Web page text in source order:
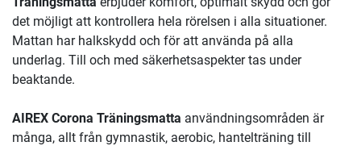
det möjligt att kontrollera hela rörelsen i alla situationer.
Mattan har halkskydd och för att använda på alla
underlag. Till och med säkerhetsaspekter tas under
beaktande.
AIREX Corona Träningsmatta användningsområden är
många, allt från gymnastik, aerobic, hantelträning till